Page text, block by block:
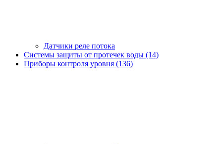
Датчики реле потока
Системы защиты от протечек воды (14)
Приборы контроля уровня (136)